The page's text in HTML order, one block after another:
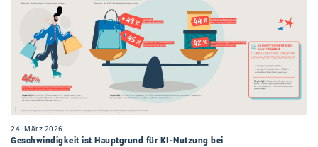
24. März 2026
Geschwindigkeit ist Hauptgrund für KI-Nutzung bei